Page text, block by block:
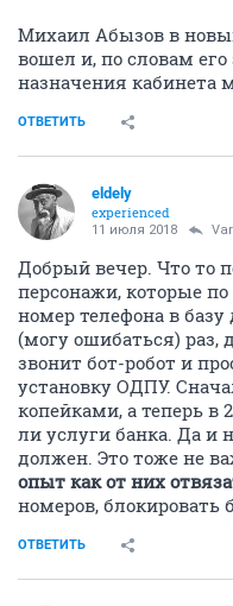
Михаил Абызов в
вошел и, по словам
назначения кабинета
ОТВЕТИТЬ
eldely
experienced
11 июля 2018
Добрый вечер. Что то
персонажи, которые
номер телефона в
(могу ошибаться) раз,
звонит бот-робот и
установку ОДПУ.
копейками, а теперь в
ли услуги банка. Да и
должен. Это тоже не
опыт как от них
номеров, блокировать
ОТВЕТИТЬ